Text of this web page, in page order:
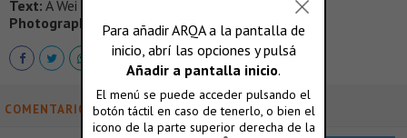
Text: A Wei
Photography: Nie Xiaocong
COMENTARIOS